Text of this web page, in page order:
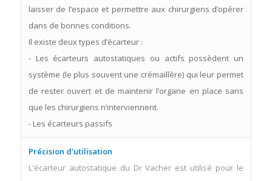
laisser de l’espace et permettre aux chirurgiens d’opérer
dans de bonnes conditions.
Il existe deux types d’écarteur :
- Les écarteurs autostatiques ou actifs possèdent un
système (le plus souvent une crémaillère) qui leur permet
de rester ouvert et de maintenir l’organe en place sans
que les chirurgiens n’interviennent.
- Les écarteurs passifs
Précision d'utilisation
L'écarteur autostatique du Dr Vacher est utilisé pour le